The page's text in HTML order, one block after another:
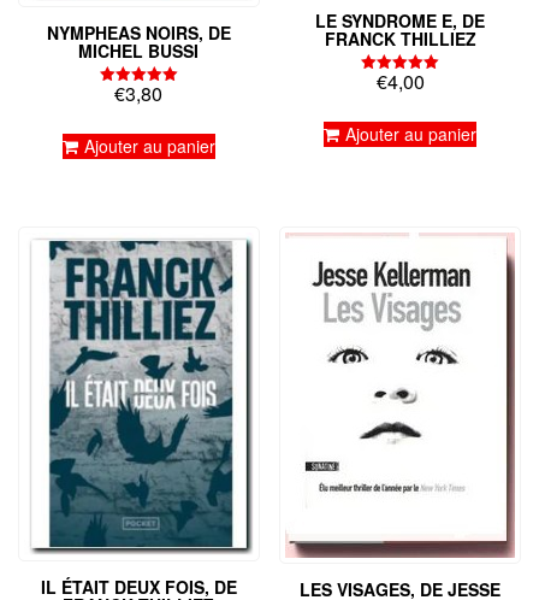
NYMPHEAS NOIRS, DE
MICHEL BUSSI
Note
5.00
€3,80
Ajouter au panier
LE SYNDROME E, DE
FRANCK THILLIEZ
Note
5.00
€4,00
Ajouter au panier
IL ÉTAIT DEUX FOIS, DE LES VISAGES, DE JESSE